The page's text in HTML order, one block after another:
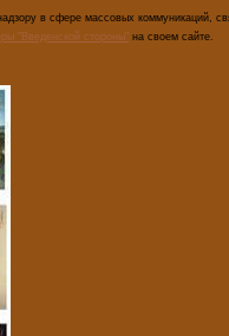
в сфере массовых коммуникаций,
"Введенской стороны" на своем сайте.